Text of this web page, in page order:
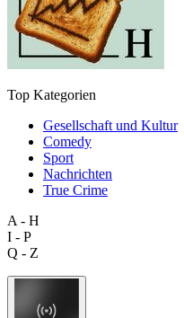
Top Kategorien
Gesellschaft und Kultur
Comedy
Sport
Nachrichten
True Crime
A - H
I - P
Q - Z